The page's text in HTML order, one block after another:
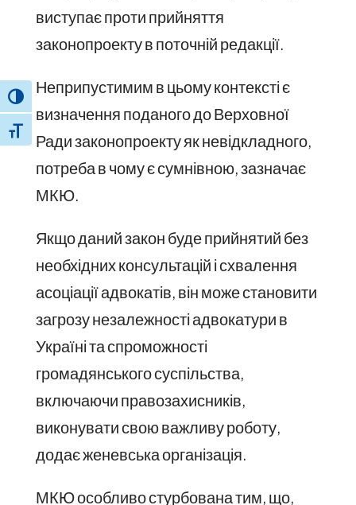
Toggle High Contrast
Toggle Font size
виступає проти прийняття
законопроекту в поточній редакції.
Неприпустимим в цьому контексті є
визначення поданого до Верховної
Ради законопроекту як невідкладного,
потреба в чому є сумнівною, зазначає
МКЮ.
Якщо даний закон буде прийнятий без
необхідних консультацій і схвалення
асоціації адвокатів, він може становити
загрозу незалежності адвокатури в
Україні та спроможності
громадянського суспільства,
включаючи правозахисників,
виконувати свою важливу роботу,
додає женевська організація.
МКЮ особливо стурбована тим, що,